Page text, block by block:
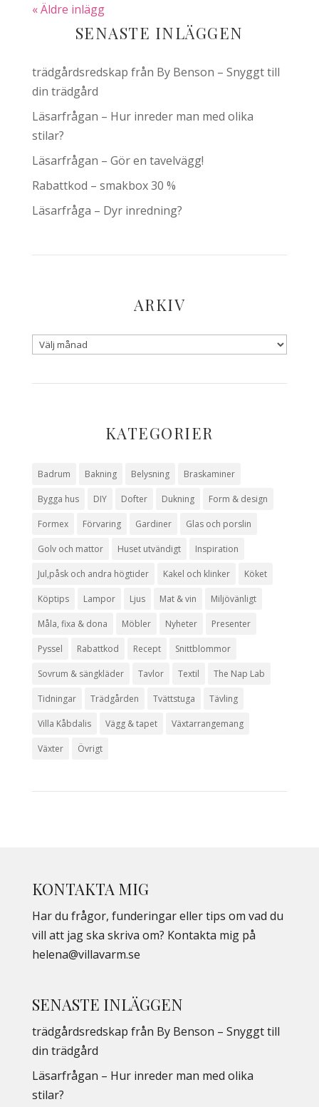
« Äldre inlägg
SENASTE INLÄGGEN
trädgårdsredskap från By Benson – Snyggt till
din trädgård
Läsarfrågan – Hur inreder man med olika
stilar?
Läsarfrågan – Gör en tavelvägg!
Rabattkod – smakbox 30 %
Läsarfråga – Dyr inredning?
ARKIV
KATEGORIER
Badrum Bakning Belysning Braskaminer
Bygga hus DIY Dofter Dukning Form & design
Formex Förvaring Gardiner Glas och porslin
Golv och mattor Huset utvändigt Inspiration
Jul,påsk och andra högtider Kakel och klinker Köket
Köptips Lampor Ljus Mat & vin Miljövänligt
Måla, fixa & dona Möbler Nyheter Presenter
Pyssel Rabattkod Recept Snittblommor
Sovrum & sängkläder Tavlor Textil The Nap Lab
Tidningar Trädgården Tvättstuga Tävling
Villa Kåbdalis Vägg & tapet Växtarrangemang
Växter Övrigt
KONTAKTA MIG
Har du frågor, funderingar eller tips om vad du
vill att jag ska skriva om? Kontakta mig på
helena@villavarm.se
SENASTE INLÄGGEN
trädgårdsredskap från By Benson – Snyggt till
din trädgård
Läsarfrågan – Hur inreder man med olika
stilar?